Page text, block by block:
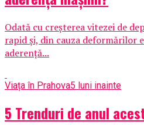
Odată cu creșterea vitezei de
rapid și, din cauza deformărilor
aderență...
Viața în Prahova5 luni inainte
5 Trenduri de anul